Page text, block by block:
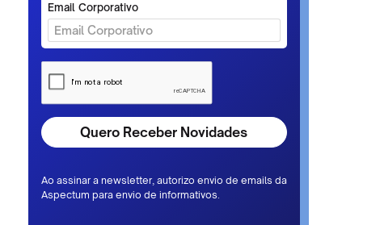
Email Corporativo
Ao assinar a newsletter, autorizo envio de emails da
Aspectum para envio de informativos.